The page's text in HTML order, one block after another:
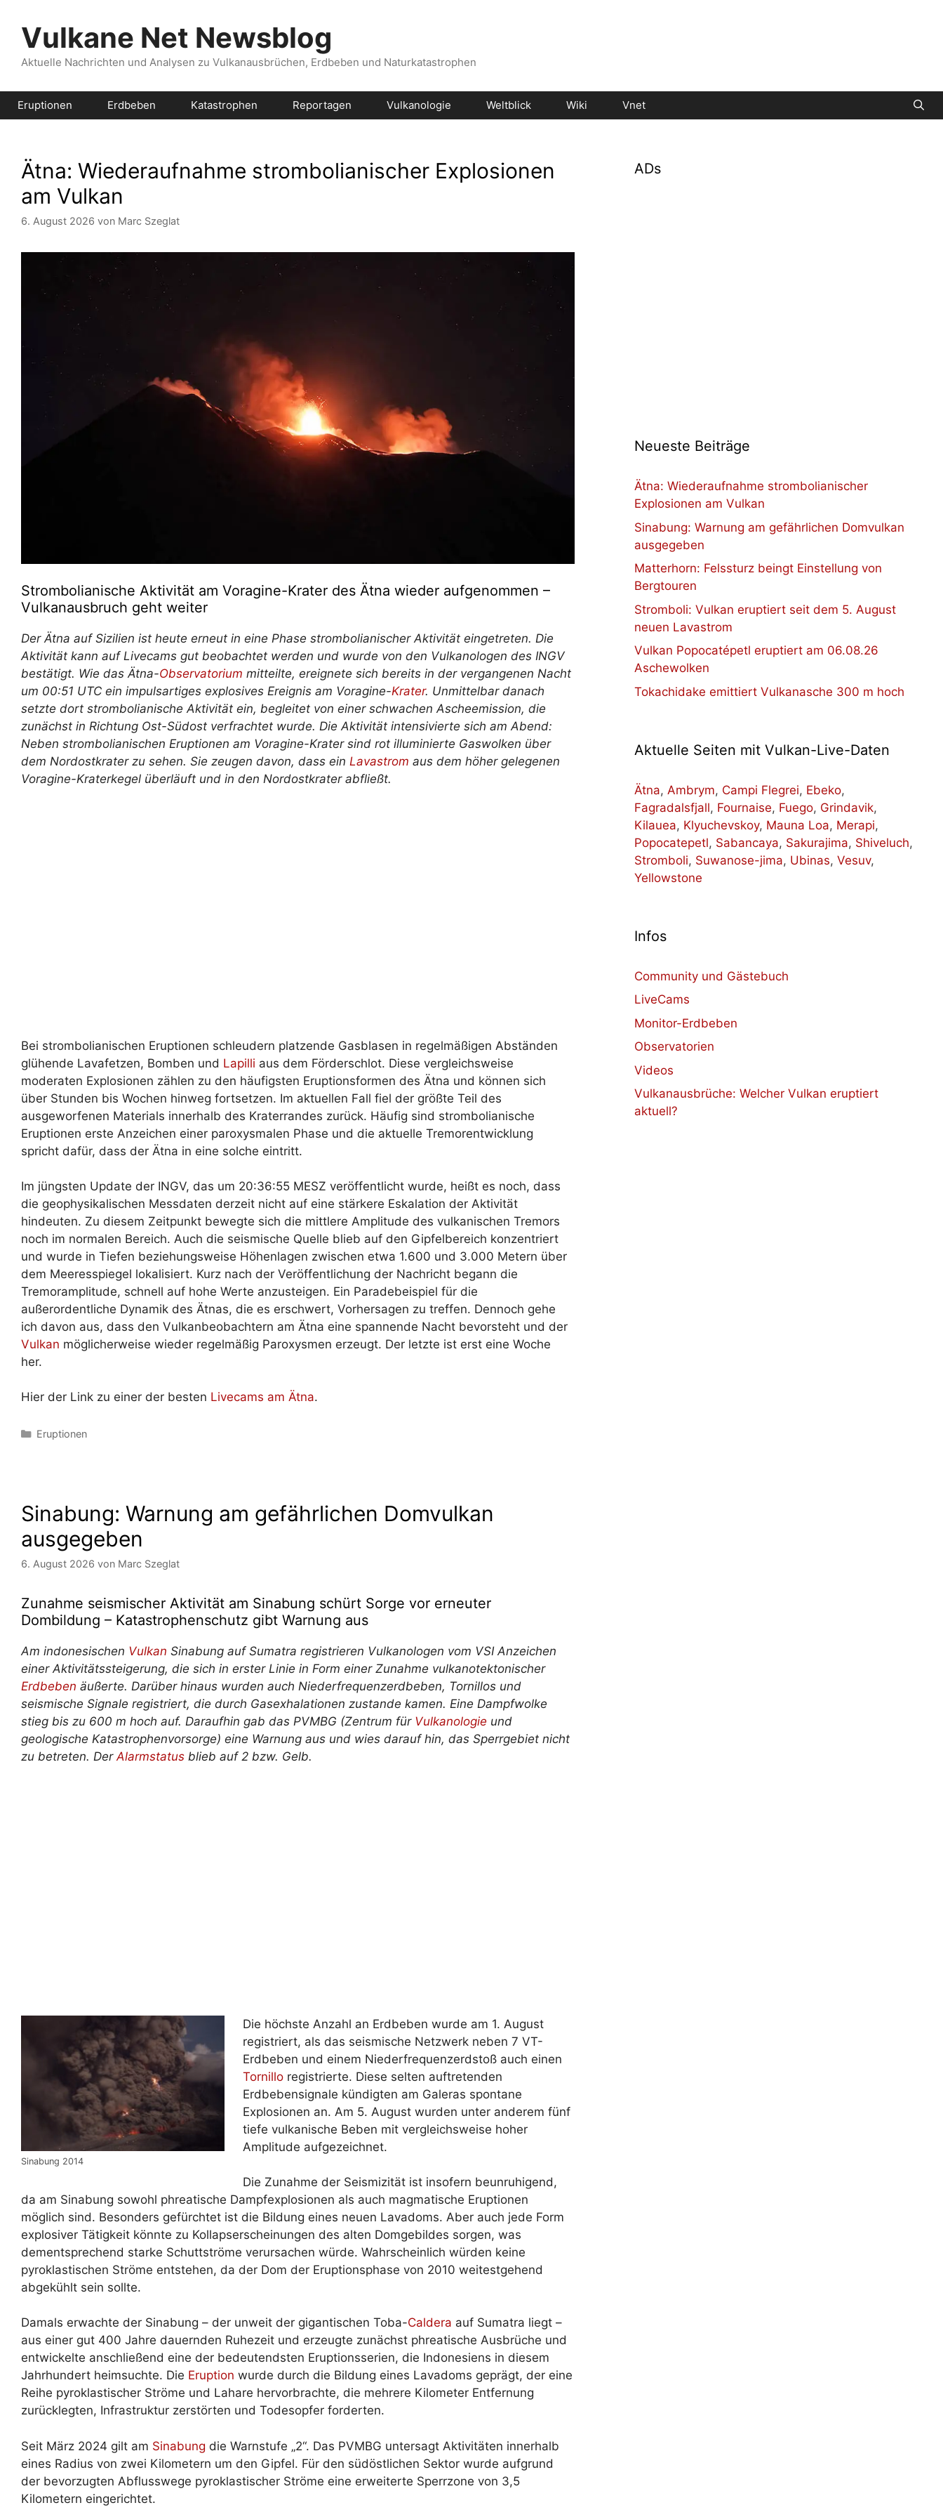
Inhalt
springenVulkane Net Newsblog
Aktuelle Nachrichten und Analysen zu Vulkanausbrüchen, Erdbeben und Naturkatastrophen
Eruptionen Erdbeben Katastrophen Reportagen Vulkanologie Weltblick Wiki Vnet
Ätna: Wiederaufnahme strombolianischer Explosionen
am Vulkan
6. August 2026 von Marc Szeglat
Strombolianische Aktivität am Voragine-Krater des Ätna wieder aufgenommen –
Vulkanausbruch geht weiter
Der Ätna auf Sizilien ist heute erneut in eine Phase strombolianischer Aktivität eingetreten. Die
Aktivität kann auf Livecams gut beobachtet werden und wurde von den Vulkanologen des INGV
bestätigt. Wie das Ätna-Observatorium mitteilte, ereignete sich bereits in der vergangenen Nacht
um 00:51 UTC ein impulsartiges explosives Ereignis am Voragine-Krater. Unmittelbar danach
setzte dort strombolianische Aktivität ein, begleitet von einer schwachen Ascheemission, die
zunächst in Richtung Ost-Südost verfrachtet wurde. Die Aktivität intensivierte sich am Abend:
Neben strombolianischen Eruptionen am Voragine-Krater sind rot illuminierte Gaswolken über
dem Nordostkrater zu sehen. Sie zeugen davon, dass ein Lavastrom aus dem höher gelegenen
Voragine-Kraterkegel überläuft und in den Nordostkrater abfließt.
Bei strombolianischen Eruptionen schleudern platzende Gasblasen in regelmäßigen Abständen
glühende Lavafetzen, Bomben und Lapilli aus dem Förderschlot. Diese vergleichsweise
moderaten Explosionen zählen zu den häufigsten Eruptionsformen des Ätna und können sich
über Stunden bis Wochen hinweg fortsetzen. Im aktuellen Fall fiel der größte Teil des
ausgeworfenen Materials innerhalb des Kraterrandes zurück. Häufig sind strombolianische
Eruptionen erste Anzeichen einer paroxysmalen Phase und die aktuelle Tremorentwicklung
spricht dafür, dass der Ätna in eine solche eintritt.
Im jüngsten Update der INGV, das um 20:36:55 MESZ veröffentlicht wurde, heißt es noch, dass
die geophysikalischen Messdaten derzeit nicht auf eine stärkere Eskalation der Aktivität
hindeuten. Zu diesem Zeitpunkt bewegte sich die mittlere Amplitude des vulkanischen Tremors
noch im normalen Bereich. Auch die seismische Quelle blieb auf den Gipfelbereich konzentriert
und wurde in Tiefen beziehungsweise Höhenlagen zwischen etwa 1.600 und 3.000 Metern über
dem Meeresspiegel lokalisiert. Kurz nach der Veröffentlichung der Nachricht begann die
Tremoramplitude, schnell auf hohe Werte anzusteigen. Ein Paradebeispiel für die
außerordentliche Dynamik des Ätnas, die es erschwert, Vorhersagen zu treffen. Dennoch gehe
ich davon aus, dass den Vulkanbeobachtern am Ätna eine spannende Nacht bevorsteht und der
Vulkan möglicherweise wieder regelmäßig Paroxysmen erzeugt. Der letzte ist erst eine Woche
her.
Hier der Link zu einer der besten Livecams am Ätna.
Kategorien
Eruptionen
Sinabung: Warnung am gefährlichen Domvulkan
ausgegeben
6. August 2026 von Marc Szeglat
Zunahme seismischer Aktivität am Sinabung schürt Sorge vor erneuter
Dombildung – Katastrophenschutz gibt Warnung aus
Am indonesischen Vulkan Sinabung auf Sumatra registrieren Vulkanologen vom VSI Anzeichen
einer Aktivitätssteigerung, die sich in erster Linie in Form einer Zunahme vulkanotektonischer
Erdbeben äußerte. Darüber hinaus wurden auch Niederfrequenzerdbeben, Tornillos und
seismische Signale registriert, die durch Gasexhalationen zustande kamen. Eine Dampfwolke
stieg bis zu 600 m hoch auf. Daraufhin gab das PVMBG (Zentrum für Vulkanologie und
geologische Katastrophenvorsorge) eine Warnung aus und wies darauf hin, das Sperrgebiet nicht
zu betreten. DerAlarmstatus blieb auf 2 bzw. Gelb.
Sinabung 2014
Die höchste Anzahl an Erdbeben wurde am 1. August
registriert, als das seismische Netzwerk neben 7 VT-
Erdbeben und einem Niederfrequenzerdstoß auch einen
Tornilloregistrierte. Diese selten auftretenden
Erdbebensignale kündigten am Galeras spontane
Explosionen an. Am 5. August wurden unter anderem fünf
tiefe vulkanische Beben mit vergleichsweise hoher
Amplitude aufgezeichnet.
Die Zunahme der Seismizität ist insofern beunruhigend,
da am Sinabung sowohl phreatische Dampfexplosionen als auch magmatische Eruptionen
möglich sind. Besonders gefürchtet ist die Bildung eines neuen Lavadoms. Aber auch jede Form
explosiver Tätigkeit könnte zu Kollapserscheinungen des alten Domgebildes sorgen, was
dementsprechend starke Schuttströme verursachen würde. Wahrscheinlich würden keine
pyroklastischen Ströme entstehen, da der Dom der Eruptionsphase von 2010 weitestgehend
abgekühlt sein sollte.
Damals erwachte der Sinabung – der unweit der gigantischen Toba-Caldera auf Sumatra liegt –
aus einer gut 400 Jahre dauernden Ruhezeit und erzeugte zunächst phreatische Ausbrüche und
entwickelte anschließend eine der bedeutendsten Eruptionsserien, die Indonesiens in diesem
Jahrhundert heimsuchte. Die Eruption wurde durch die Bildung eines Lavadoms geprägt, der eine
Reihe pyroklastischer Ströme und Lahare hervorbrachte, die mehrere Kilometer Entfernung
zurücklegten, Infrastruktur zerstörten und Todesopfer forderten.
Seit März 2024 gilt am Sinabung die Warnstufe „2“. Das PVMBG untersagt Aktivitäten innerhalb
eines Radius von zwei Kilometern um den Gipfel. Für den südöstlichen Sektor wurde aufgrund
der bevorzugten Abflusswege pyroklastischer Ströme eine erweiterte Sperrzone von 3,5
Kilometern eingerichtet.
ADs
Neueste Beiträge
Ätna: Wiederaufnahme strombolianischer
Explosionen am Vulkan
Sinabung: Warnung am gefährlichen Domvulkan
ausgegeben
Matterhorn: Felssturz beingt Einstellung von
Bergtouren
Stromboli: Vulkan eruptiert seit dem 5. August
neuen Lavastrom
Vulkan Popocatépetl eruptiert am 06.08.26
Aschewolken
Tokachidake emittiert Vulkanasche 300 m hoch
Aktuelle Seiten mit Vulkan-Live-Daten
Ätna, Ambrym, Campi Flegrei, Ebeko,
Fagradalsfjall, Fournaise, Fuego, Grindavik,
Kilauea, Klyuchevskoy, Mauna Loa, Merapi,
Popocatepetl, Sabancaya, Sakurajima, Shiveluch,
Stromboli, Suwanose-jima, Ubinas, Vesuv,
Yellowstone
Infos
Community und Gästebuch
LiveCams
Monitor-Erdbeben
Observatorien
Videos
Vulkanausbrüche: Welcher Vulkan eruptiert
aktuell?